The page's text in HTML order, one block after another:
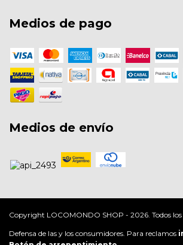
Medios de pago
Medios de envío
Copyright LOCOMONDO SHOP - 2026. Todos los
Defensa de las y los consumidores. Para reclamos